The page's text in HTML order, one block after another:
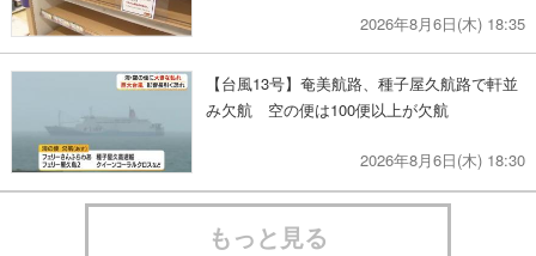
2026年8月6日(木) 18:35
【台風13号】奄美航路、種子屋久航路で軒並
み欠航 空の便は100便以上が欠航
2026年8月6日(木) 18:30
もっと見る